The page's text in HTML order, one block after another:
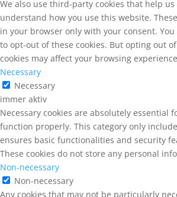
We also use third-party cookies that help us
understand how you use this website.
in your browser only with your consent.
to opt-out of these cookies. But opting out
cookies may affect your browsing
Necessary
Necessary
immer aktiv
Necessary cookies are absolutely essential
function properly. This category only
ensures basic functionalities and security
These cookies do not store any personal
Non-necessary
Non-necessary
Any cookies that may not be particularly